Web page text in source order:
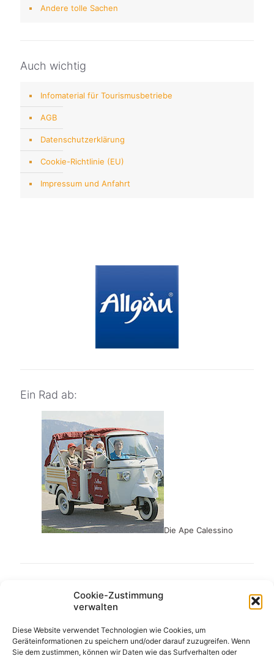
Cookie-Zustimmung
verwalten
Diese Website verwendet Technologien wie Cookies, um
Geräteinformationen zu speichern und/oder darauf zuzugreifen. Wenn
Sie dem zustimmen, können wir Daten wie das Surfverhalten oder
Andere tolle Sachen
Auch wichtig
Infomaterial für Tourismusbetriebe
AGB
Datenschutzerklärung
Cookie-Richtlinie (EU)
Impressum und Anfahrt
Ein Rad ab:
Die Ape Calessino